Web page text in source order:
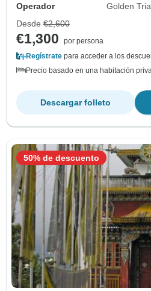
Operador
Golden
Desde €2,600
€1,300
por persona
Regístrate para acceder a los
Precio basado en una habitación
Descargar folleto
50% de descuento